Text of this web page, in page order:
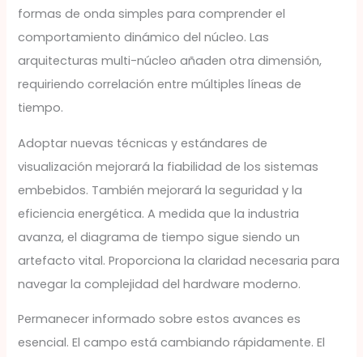
formas de onda simples para comprender el
comportamiento dinámico del núcleo. Las
arquitecturas multi-núcleo añaden otra dimensión,
requiriendo correlación entre múltiples líneas de
tiempo.
Adoptar nuevas técnicas y estándares de
visualización mejorará la fiabilidad de los sistemas
embebidos. También mejorará la seguridad y la
eficiencia energética. A medida que la industria
avanza, el diagrama de tiempo sigue siendo un
artefacto vital. Proporciona la claridad necesaria para
navegar la complejidad del hardware moderno.
Permanecer informado sobre estos avances es
esencial. El campo está cambiando rápidamente. El